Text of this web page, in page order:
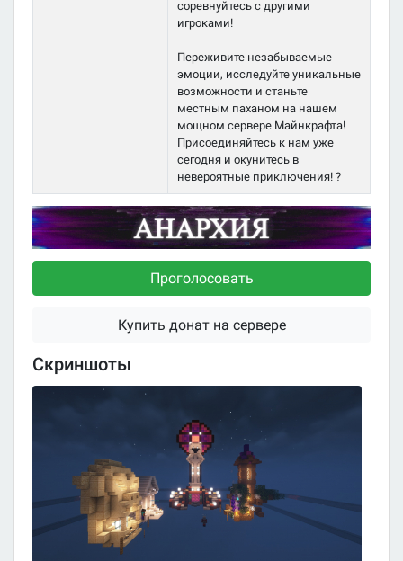
соревнуйтесь с другими
игроками!
Переживите незабываемые
эмоции, исследуйте уникальные
возможности и станьте
местным паханом на нашем
мощном сервере Майнкрафта!
Присоединяйтесь к нам уже
сегодня и окунитесь в
невероятные приключения! ?
Проголосовать
Купить донат на сервере
Скриншоты